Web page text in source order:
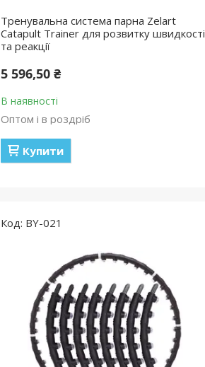
Тренувальна система парна Zelart
Catapult Trainer для розвитку швидкості
та реакції
5 596,50 ₴
В наявності
Оптом і в роздріб
Купити
BY-021